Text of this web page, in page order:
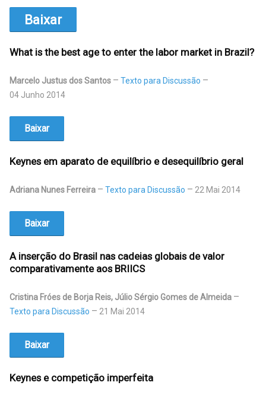
Baixar
What is the best age to enter the labor market in Brazil?
Marcelo Justus dos Santos
Texto para Discussão
04 Junho 2014
Baixar
Keynes em aparato de equilíbrio e desequilíbrio geral
Adriana Nunes Ferreira Texto para Discussão 22 Mai 2014
Baixar
A inserção do Brasil nas cadeias globais de valor
comparativamente aos BRIICS
Cristina Fróes de Borja Reis, Júlio Sérgio Gomes de Almeida
Texto para Discussão
21 Mai 2014
Baixar
Keynes e competição imperfeita